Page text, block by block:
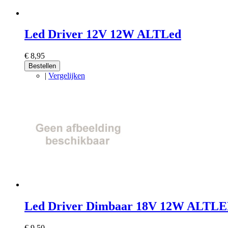
Led Driver 12V 12W ALTLed
€ 8,95
Bestellen
| Vergelijken
Led Driver Dimbaar 18V 12W